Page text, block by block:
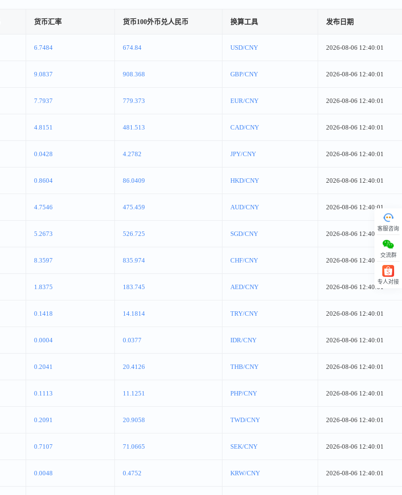
货币汇率 货币100外币兑人民币 换算工具 发布日期
6.7484 674.84 USD/CNY 2026-08-06 12:40:01
9.0837 908.368 GBP/CNY 2026-08-06 12:40:01
7.7937 779.373 EUR/CNY 2026-08-06 12:40:01
4.8151 481.513 CAD/CNY 2026-08-06 12:40:01
0.0428 4.2782 JPY/CNY 2026-08-06 12:40:01
0.8604 86.0409 HKD/CNY 2026-08-06 12:40:01
4.7546 475.459 AUD/CNY 2026-08-06 12:40:01
5.2673 526.725 SGD/CNY 2026-08-06 12:40:01
8.3597 835.974 CHF/CNY 2026-08-06 12:40:01
1.8375 183.745 AED/CNY 2026-08-06 12:40:01
0.1418 14.1814 TRY/CNY 2026-08-06 12:40:01
0.0004 0.0377 IDR/CNY 2026-08-06 12:40:01
0.2041 20.4126 THB/CNY 2026-08-06 12:40:01
0.1113 11.1251 PHP/CNY 2026-08-06 12:40:01
0.2091 20.9058 TWD/CNY 2026-08-06 12:40:01
0.7107 71.0665 SEK/CNY 2026-08-06 12:40:01
0.0048 0.4752 KRW/CNY 2026-08-06 12:40:01
客服咨询
交流群
专人对接
回顶部